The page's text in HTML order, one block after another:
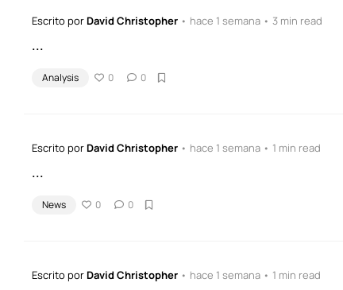
Escrito porDavid Christopher • hace 1 semana • 3 min read
...
Analysis 0 0
Escrito porDavid Christopher • hace 1 semana • 1 min read
...
News 0 0
Escrito porDavid Christopher • hace 1 semana • 1 min read